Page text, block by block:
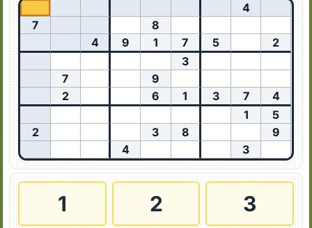
4
7
8
4
9 1 7 5
2
3
7
9
2
6 1 3 7
4
1
5
2
3 8
9
4
3
1 2
3